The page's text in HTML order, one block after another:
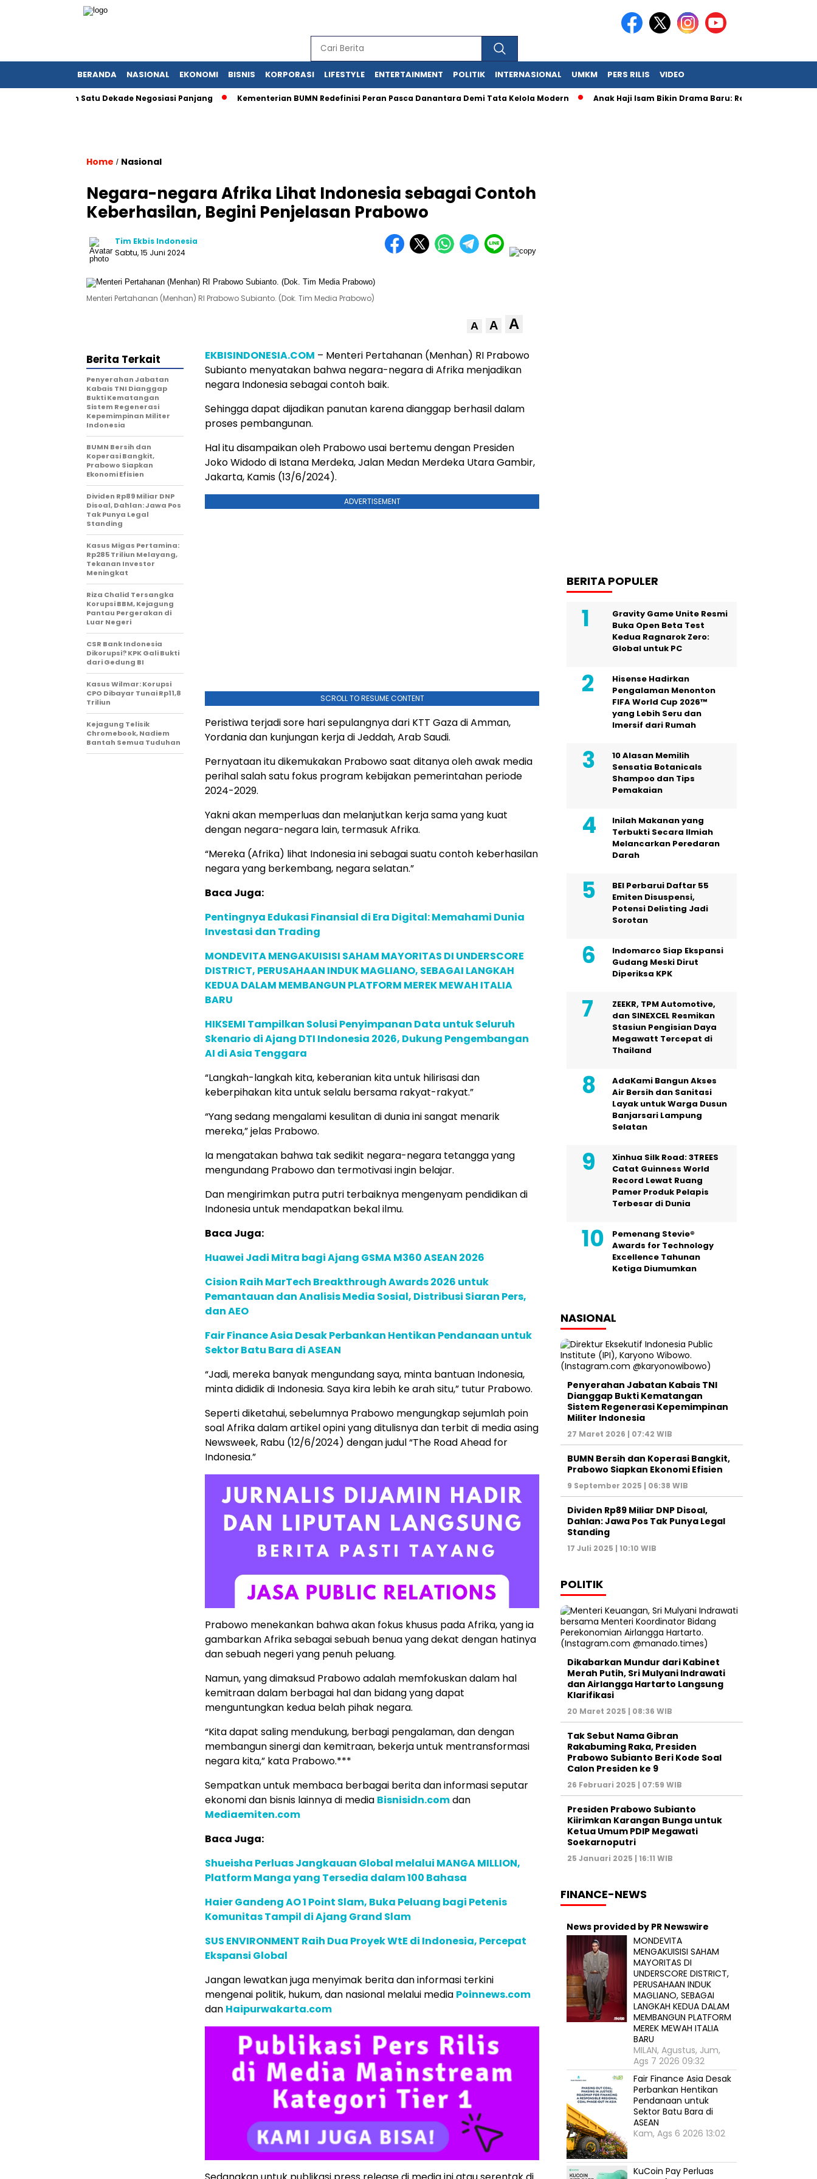
BERANDA NASIONAL EKONOMI BISNIS KORPORASI LIFESTYLE ENTERTAINMENT POLITIK INTERNASIONAL UMKM PERS RILIS VIDEO
Setelah Satu Dekade Negosiasi Panjang Kementerian BUMN Redefinisi Peran Pasca Danantara Demi Tata Kelola Modern Anak Haji Isam Bikin Drama Baru: Resmi Jadi Big Boss KFC!
Home / Nasional
Negara-negara Afrika Lihat Indonesia sebagai Contoh
Keberhasilan, Begini Penjelasan Prabowo
Tim Ekbis Indonesia
Sabtu, 15 Juni 2024
Menteri Pertahanan (Menhan) RI Prabowo Subianto. (Dok. Tim Media Prabowo)
A A A
EKBISINDONESIA.COM – Menteri Pertahanan (Menhan) RI Prabowo
Subianto menyatakan bahwa negara-negara di Afrika menjadikan
negara Indonesia sebagai contoh baik.
Sehingga dapat dijadikan panutan karena dianggap berhasil dalam
proses pembangunan.
Hal itu disampaikan oleh Prabowo usai bertemu dengan Presiden
Joko Widodo di Istana Merdeka, Jalan Medan Merdeka Utara Gambir,
Jakarta, Kamis (13/6/2024).
ADVERTISEMENT
SCROLL TO RESUME CONTENT
Peristiwa terjadi sore hari sepulangnya dari KTT Gaza di Amman,
Yordania dan kunjungan kerja di Jeddah, Arab Saudi.
Pernyataan itu dikemukakan Prabowo saat ditanya oleh awak media
perihal salah satu fokus program kebijakan pemerintahan periode
2024-2029.
Yakni akan memperluas dan melanjutkan kerja sama yang kuat
dengan negara-negara lain, termasuk Afrika.
“Mereka (Afrika) lihat Indonesia ini sebagai suatu contoh keberhasilan
negara yang berkembang, negara selatan.”
Baca Juga:
Pentingnya Edukasi Finansial di Era Digital: Memahami Dunia
Investasi dan Trading
MONDEVITA MENGAKUISISI SAHAM MAYORITAS DI UNDERSCORE
DISTRICT, PERUSAHAAN INDUK MAGLIANO, SEBAGAI LANGKAH
KEDUA DALAM MEMBANGUN PLATFORM MEREK MEWAH ITALIA
BARU
HIKSEMI Tampilkan Solusi Penyimpanan Data untuk Seluruh
Skenario di Ajang DTI Indonesia 2026, Dukung Pengembangan
AI di Asia Tenggara
“Langkah-langkah kita, keberanian kita untuk hilirisasi dan
keberpihakan kita untuk selalu bersama rakyat-rakyat.”
“Yang sedang mengalami kesulitan di dunia ini sangat menarik
mereka,” jelas Prabowo.
Ia mengatakan bahwa tak sedikit negara-negara tetangga yang
mengundang Prabowo dan termotivasi ingin belajar.
Dan mengirimkan putra putri terbaiknya mengenyam pendidikan di
Indonesia untuk mendapatkan bekal ilmu.
Baca Juga:
Huawei Jadi Mitra bagi Ajang GSMA M360 ASEAN 2026
Cision Raih MarTech Breakthrough Awards 2026 untuk
Pemantauan dan Analisis Media Sosial, Distribusi Siaran Pers,
dan AEO
Fair Finance Asia Desak Perbankan Hentikan Pendanaan untuk
Sektor Batu Bara di ASEAN
“Jadi, mereka banyak mengundang saya, minta bantuan Indonesia,
minta dididik di Indonesia. Saya kira lebih ke arah situ,” tutur Prabowo.
Seperti diketahui, sebelumnya Prabowo mengungkap sejumlah poin
soal Afrika dalam artikel opini yang ditulisnya dan terbit di media asing
Newsweek, Rabu (12/6/2024) dengan judul “The Road Ahead for
Indonesia.”
Prabowo menekankan bahwa akan fokus khusus pada Afrika, yang ia
gambarkan Afrika sebagai sebuah benua yang dekat dengan hatinya
dan sebuah negeri yang penuh peluang.
Namun, yang dimaksud Prabowo adalah memfokuskan dalam hal
kemitraan dalam berbagai hal dan bidang yang dapat
menguntungkan kedua belah pihak negara.
“Kita dapat saling mendukung, berbagi pengalaman, dan dengan
membangun sinergi dan kemitraan, bekerja untuk mentransformasi
negara kita,” kata Prabowo.***
Sempatkan untuk membaca berbagai berita dan informasi seputar
ekonomi dan bisnis lainnya di media Bisnisidn.comdan
Mediaemiten.com
Baca Juga:
Shueisha Perluas Jangkauan Global melalui MANGA MILLION,
Platform Manga yang Tersedia dalam 100 Bahasa
Haier Gandeng AO 1 Point Slam, Buka Peluang bagi Petenis
Komunitas Tampil di Ajang Grand Slam
SUS ENVIRONMENT Raih Dua Proyek WtE di Indonesia, Percepat
Ekspansi Global
Jangan lewatkan juga menyimak berita dan informasi terkini
mengenai politik, hukum, dan nasional melalui media Poinnews.com
dan Haipurwakarta.com
Berita Terkait
Penyerahan Jabatan
Kabais TNI Dianggap
Bukti Kematangan
Sistem Regenerasi
Kepemimpinan Militer
Indonesia
BUMN Bersih dan
Koperasi Bangkit,
Prabowo Siapkan
Ekonomi Efisien
Dividen Rp89 Miliar DNP
Disoal, Dahlan: Jawa Pos
Tak Punya Legal
Standing
Kasus Migas Pertamina:
Rp285 Triliun Melayang,
Tekanan Investor
Meningkat
Riza Chalid Tersangka
Korupsi BBM, Kejagung
Pantau Pergerakan di
Luar Negeri
CSR Bank Indonesia
Dikorupsi? KPK Gali Bukti
dari Gedung BI
Kasus Wilmar: Korupsi
CPO Dibayar Tunai Rp11,8
Triliun
Kejagung Telisik
Chromebook, Nadiem
Bantah Semua Tuduhan
BERITA POPULER
Gravity Game Unite Resmi
Buka Open Beta Test
Kedua Ragnarok Zero:
Global untuk PC
Hisense Hadirkan
Pengalaman Menonton
FIFA World Cup 2026™
yang Lebih Seru dan
Imersif dari Rumah
10 Alasan Memilih
Sensatia Botanicals
Shampoo dan Tips
Pemakaian
Inilah Makanan yang
Terbukti Secara Ilmiah
Melancarkan Peredaran
Darah
BEI Perbarui Daftar 55
Emiten Disuspensi,
Potensi Delisting Jadi
Sorotan
Indomarco Siap Ekspansi
Gudang Meski Dirut
Diperiksa KPK
ZEEKR, TPM Automotive,
dan SINEXCEL Resmikan
Stasiun Pengisian Daya
Megawatt Tercepat di
Thailand
AdaKami Bangun Akses
Air Bersih dan Sanitasi
Layak untuk Warga Dusun
Banjarsari Lampung
Selatan
Xinhua Silk Road: 3TREES
Catat Guinness World
Record Lewat Ruang
Pamer Produk Pelapis
Terbesar di Dunia
Pemenang Stevie®
Awards for Technology
Excellence Tahunan
Ketiga Diumumkan
NASIONAL
Penyerahan Jabatan Kabais TNI
Dianggap Bukti Kematangan
Sistem Regenerasi Kepemimpinan
Militer Indonesia
27 Maret 2026 | 07:42 WIB
BUMN Bersih dan Koperasi Bangkit,
Prabowo Siapkan Ekonomi Efisien
9 September 2025 | 06:38 WIB
Dividen Rp89 Miliar DNP Disoal,
Dahlan: Jawa Pos Tak Punya Legal
Standing
17 Juli 2025 | 10:10 WIB
POLITIK
Dikabarkan Mundur dari Kabinet
Merah Putih, Sri Mulyani Indrawati
dan Airlangga Hartarto Langsung
Klarifikasi
20 Maret 2025 | 08:36 WIB
Tak Sebut Nama Gibran
Rakabuming Raka, Presiden
Prabowo Subianto Beri Kode Soal
Calon Presiden ke 9
26 Februari 2025 | 07:59 WIB
Presiden Prabowo Subianto
Kiirimkan Karangan Bunga untuk
Ketua Umum PDIP Megawati
Soekarnoputri
25 Januari 2025 | 16:11 WIB
FINANCE-NEWS
News provided by PR Newswire
MONDEVITA
MENGAKUISISI SAHAM
MAYORITAS DI
UNDERSCORE DISTRICT,
PERUSAHAAN INDUK
MAGLIANO, SEBAGAI
LANGKAH KEDUA DALAM
MEMBANGUN PLATFORM
MEREK MEWAH ITALIA
BARU
MILAN, Agustus, Jum,
Ags 7 2026 09:32
Fair Finance Asia Desak
Perbankan Hentikan
Pendanaan untuk
Sektor Batu Bara di
ASEAN
Kam, Ags 6 2026 13:02
KuCoin Pay Perluas